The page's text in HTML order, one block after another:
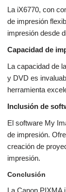
La iX6770, con
de impresión
impresión desde
Capacidad de
La capacidad de
y DVD es
herramienta
Inclusión de
El software My
de impresión.
creación de
impresión.
Conclusión